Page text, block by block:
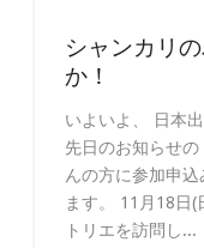
シャンカリ
か！
いよいよ、 日本
先日のお知らせ
んの方に参加申
ます。 11月18日
トリエを訪問し...